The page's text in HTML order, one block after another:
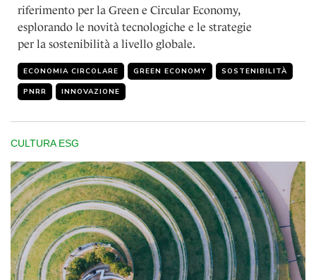
riferimento per la Green e Circular Economy,
esplorando le novità tecnologiche e le strategie
per la sostenibilità a livello globale.
ECONOMIA CIRCOLARE GREEN ECONOMY SOSTENIBILITÀ
PNRR INNOVAZIONE
CULTURA ESG